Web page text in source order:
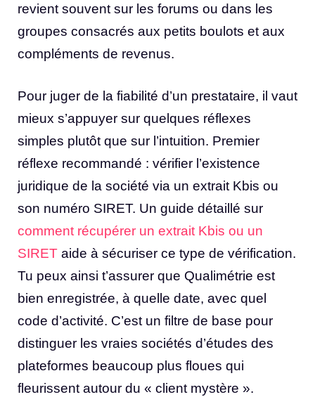
revient souvent sur les forums ou dans les
groupes consacrés aux petits boulots et aux
compléments de revenus.
Pour juger de la fiabilité d’un prestataire, il vaut
mieux s’appuyer sur quelques réflexes
simples plutôt que sur l’intuition. Premier
réflexe recommandé : vérifier l’existence
juridique de la société via un extrait Kbis ou
son numéro SIRET. Un guide détaillé sur
comment récupérer un extrait Kbis ou un
SIRET aide à sécuriser ce type de vérification.
Tu peux ainsi t’assurer que Qualimétrie est
bien enregistrée, à quelle date, avec quel
code d’activité. C’est un filtre de base pour
distinguer les vraies sociétés d’études des
plateformes beaucoup plus floues qui
fleurissent autour du « client mystère ».